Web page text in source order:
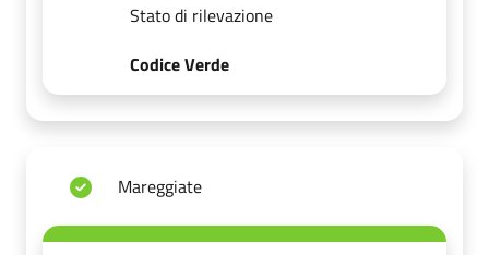
Stato di rilevazione
Codice Verde
Mareggiate